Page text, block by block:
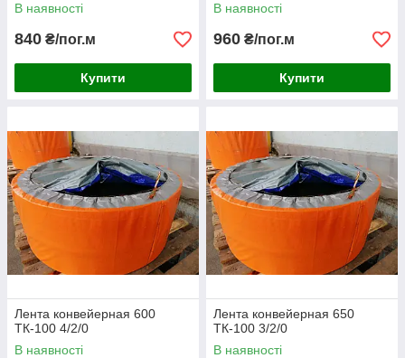
В наявності
840 ₴/пог.м
Купити
В наявності
960 ₴/пог.м
Купити
Лента конвейерная 600
ТК-100 4/2/0
В наявності
Лента конвейерная 650
ТК-100 3/2/0
В наявності